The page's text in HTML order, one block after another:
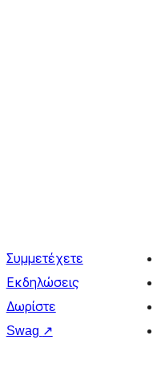
Συμμετέχετε
Εκδηλώσεις
Δωρίστε
Swag ↗